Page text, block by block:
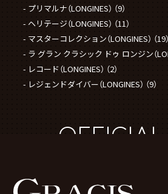
プリマルナ（LONGINES） （9）
ヘリテージ（LONGINES） （11）
マスターコレクション（LONGINES） （19）
ラ グラン クラシック ドゥ ロンジン（
レコード（LONGINES） （2）
レジェンドダイバー（LONGINES） （9）
OFFICIAL